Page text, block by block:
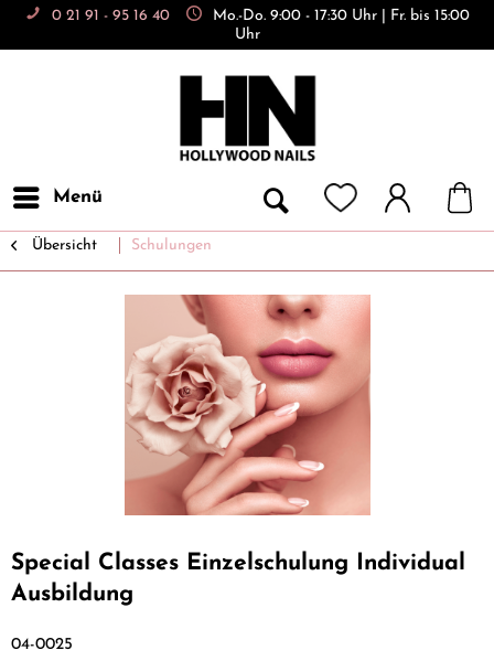
0 21 91 - 95 16 40
Mo.-Do. 9:00 - 17:30 Uhr | Fr. bis 15:00
Uhr
Menü
Übersicht Schulungen
Special Classes Einzelschulung Individual
Ausbildung
04-0025